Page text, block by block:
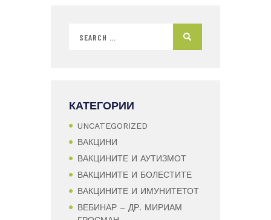
КАТЕГОРИИ
UNCATEGORIZED
ВАКЦИНИ
ВАКЦИНИТЕ И АУТИЗМОТ
ВАКЦИНИТЕ И БОЛЕСТИТЕ
ВАКЦИНИТЕ И ИМУНИТЕТОТ
ВЕБИНАР – ДР. МИРИАМ